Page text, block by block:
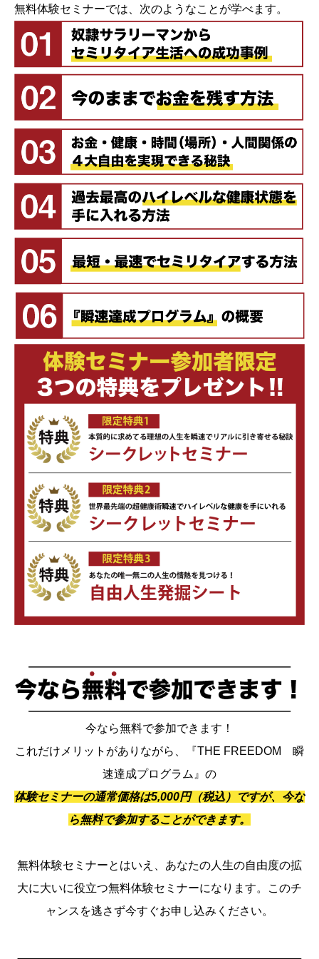
無料体験セミナーでは、次のようなことが学べます。
今なら無料で参加できます！
これだけメリットがありながら、『THE FREEDOM 瞬
速達成プログラム』の
体験セミナーの通常価格は5,000円（税込）ですが、今な
ら無料で参加することができます。
無料体験セミナーとはいえ、あなたの人生の自由度の拡
大に大いに役立つ無料体験セミナーになります。このチ
ャンスを逃さず今すぐお申し込みください。